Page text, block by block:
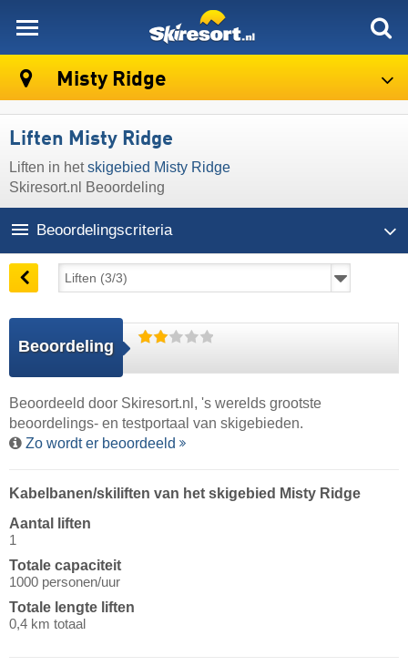
Misty Ridge
Liften Misty Ridge
Liften in hetskigebied Misty Ridge
Skiresort.nl Beoordeling
Beoordelingscriteria
Beoordeling
Beoordeeld door Skiresort.nl , 's werelds grootste
beoordelings- en testportaal van skigebieden.
Zo wordt er beoordeeld
Kabelbanen/​skiliften van het skigebied Misty Ridge
Aantal liften
1
Totale capaciteit
1000 personen/uur
Totale lengte liften
0,4 km totaal